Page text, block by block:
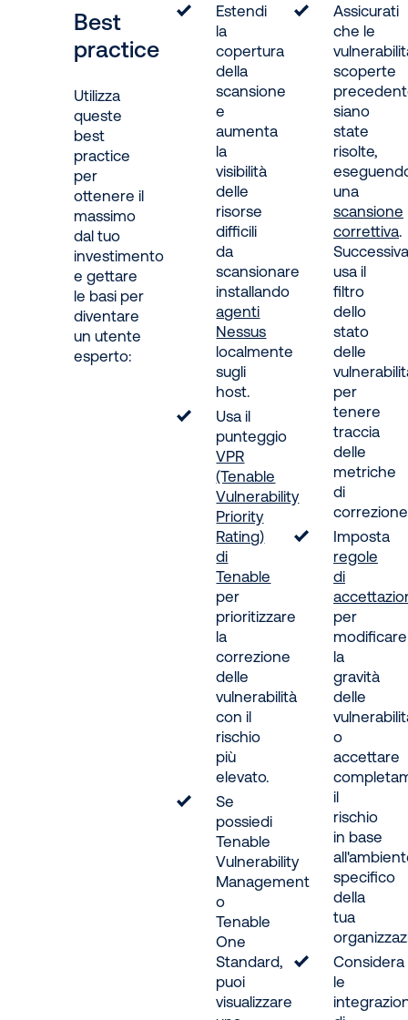
Best
practice
Utilizza
queste
best
practice
per
ottenere il
massimo
dal tuo
investimento
e gettare
le basi per
diventare
un utente
esperto:
Estendi
la
copertura
della
scansione
e
aumenta
la
visibilità
delle
risorse
difficili
da
scansionare
installando
agenti
Nessus
localmente
sugli
host.
Usa il
punteggio
VPR
(Tenable
Vulnerability
Priority
Rating)
di
Tenable
per
prioritizzare
la
correzione
delle
vulnerabilità
con il
rischio
più
elevato.
Se
possiedi
Tenable
Vulnerability
Management
o
Tenable
One
Standard,
puoi
visualizzare
Assicurati
che le
scoperte
siano
state
risolte,
una
scansione
correttiva.
usa il
filtro
dello
stato
delle
per
tenere
traccia
delle
metriche
di
Imposta
regole
di
per
modificare
la
gravità
delle
o
accettare
il
rischio
in base
specifico
della
tua
Considera
le